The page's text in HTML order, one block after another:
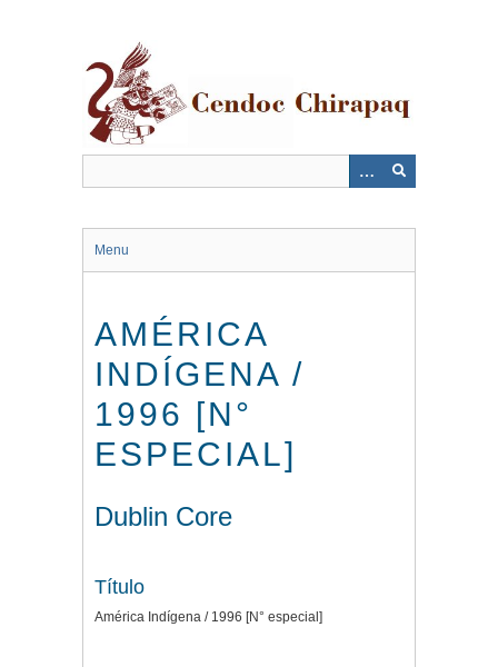
Menu
AMÉRICA
INDÍGENA /
1996 [N°
ESPECIAL]
Dublin Core
Título
América Indígena / 1996 [N° especial]